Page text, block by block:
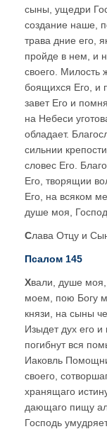
сыны, ущедри
создание наше,
трава дние его,
пройде в нем, и
своего. Милость
боящихся Его, и
завет Его и
на Небеси
обладает.
сильнии
словес Его.
Его, творящии
Его, на всяком
душе моя,
Слава Отцу и
Псалом 145
Хвали, душе
моем, пою Богу
князи, на сыны
Изыдет дух его
погибнут вся
Иаковль
своего,
хранящаго
дающаго пищу
Господь